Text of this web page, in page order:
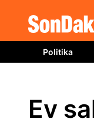
Politika
Ev